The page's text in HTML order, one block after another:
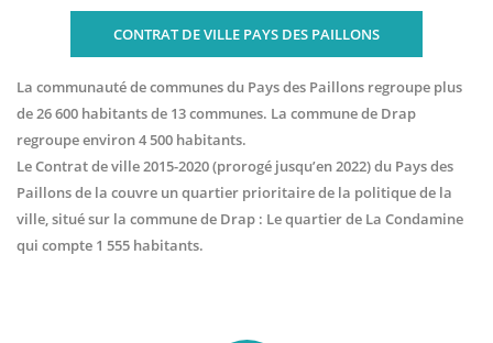
CONTRAT DE VILLE PAYS DES PAILLONS
La communauté de communes du Pays des Paillons regroupe plus
de 26 600 habitants de 13 communes. La commune de Drap
regroupe environ 4 500 habitants.
Le Contrat de ville 2015-2020 (prorogé jusqu’en 2022) du Pays des
Paillons de la couvre un quartier prioritaire de la politique de la
ville, situé sur la commune de Drap : Le quartier de La Condamine
qui compte 1 555 habitants.